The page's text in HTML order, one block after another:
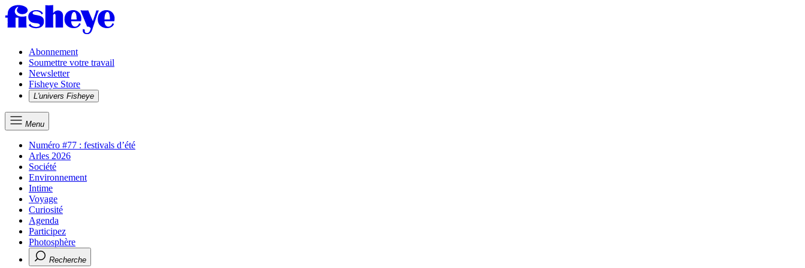
Abonnement
Soumettre votre travail
Newsletter
Fisheye Store
L'univers Fisheye
Menu
Numéro #77 : festivals d’été
Arles 2026
Société
Environnement
Intime
Voyage
Curiosité
Agenda
Participez
Photosphère
Recherche